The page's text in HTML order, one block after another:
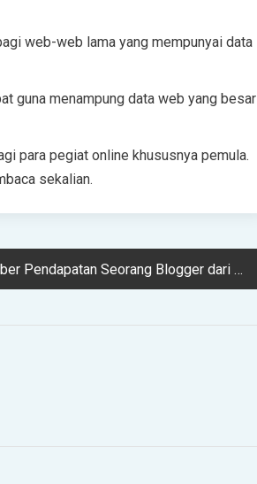
web-web lama yang mempunyai data
guna menampung data web yang besar
para pegiat online khususnya pemula.
sekalian.
Pendapatan Seorang Blogger dari Recehan hingga Jutaan